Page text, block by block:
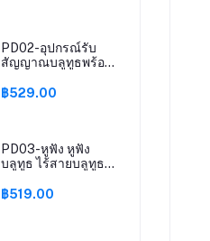
PD02-อุปกรณ์รับ
สัญญาณบลูทูธพร้อม
ดี เบสแน่น
฿529.00
PD03-หูฟัง หูฟัง
บลูทูธ ไร้สายบลูทูธ
ไมค์ Bluetooth
฿519.00